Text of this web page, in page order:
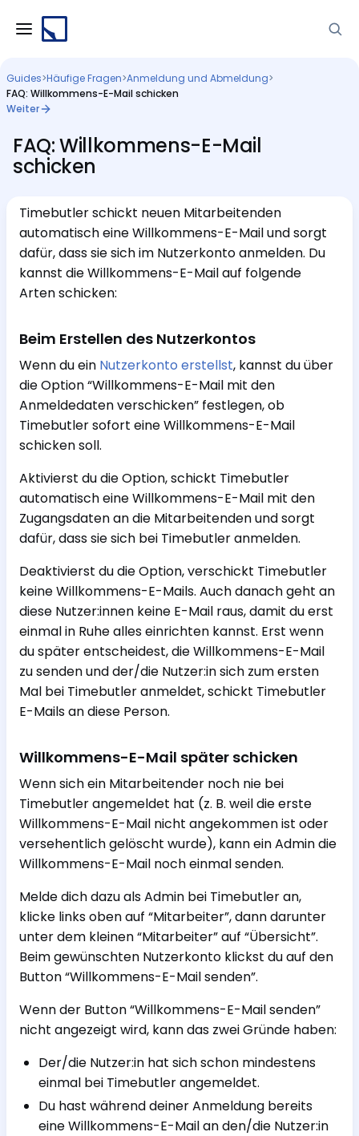
Guides>Häufige Fragen>Anmeldung und Abmeldung>
FAQ: Willkommens-E-Mail schicken
Weiter
FAQ: Willkommens-E-Mail
schicken
Timebutler schickt neuen Mitarbeitenden
automatisch eine Willkommens-E-Mail und sorgt
dafür, dass sie sich im Nutzerkonto anmelden. Du
kannst die Willkommens-E-Mail auf folgende
Arten schicken:
Beim Erstellen des Nutzerkontos
Wenn du ein Nutzerkonto erstellst, kannst du über
die Option “Willkommens-E-Mail mit den
Anmeldedaten verschicken” festlegen, ob
Timebutler sofort eine Willkommens-E-Mail
schicken soll.
Aktivierst du die Option, schickt Timebutler
automatisch eine Willkommens-E-Mail mit den
Zugangsdaten an die Mitarbeitenden und sorgt
dafür, dass sie sich bei Timebutler anmelden.
Deaktivierst du die Option, verschickt Timebutler
keine Willkommens-E-Mails. Auch danach geht an
diese Nutzer:innen keine E-Mail raus, damit du erst
einmal in Ruhe alles einrichten kannst. Erst wenn
du später entscheidest, die Willkommens-E-Mail
zu senden und der/die Nutzer:in sich zum ersten
Mal bei Timebutler anmeldet, schickt Timebutler
E-Mails an diese Person.
Willkommens-E-Mail später schicken
Wenn sich ein Mitarbeitender noch nie bei
Timebutler angemeldet hat (z. B. weil die erste
Willkommens-E-Mail nicht angekommen ist oder
versehentlich gelöscht wurde), kann ein Admin die
Willkommens-E-Mail noch einmal senden.
Melde dich dazu als Admin bei Timebutler an,
klicke links oben auf “Mitarbeiter”, dann darunter
unter dem kleinen “Mitarbeiter” auf “Übersicht”.
Beim gewünschten Nutzerkonto klickst du auf den
Button “Willkommens-E-Mail senden”.
Wenn der Button “Willkommens-E-Mail senden”
nicht angezeigt wird, kann das zwei Gründe haben:
Der/die Nutzer:in hat sich schon mindestens
einmal bei Timebutler angemeldet.
Du hast während deiner Anmeldung bereits
eine Willkommens-E-Mail an den/die Nutzer:in